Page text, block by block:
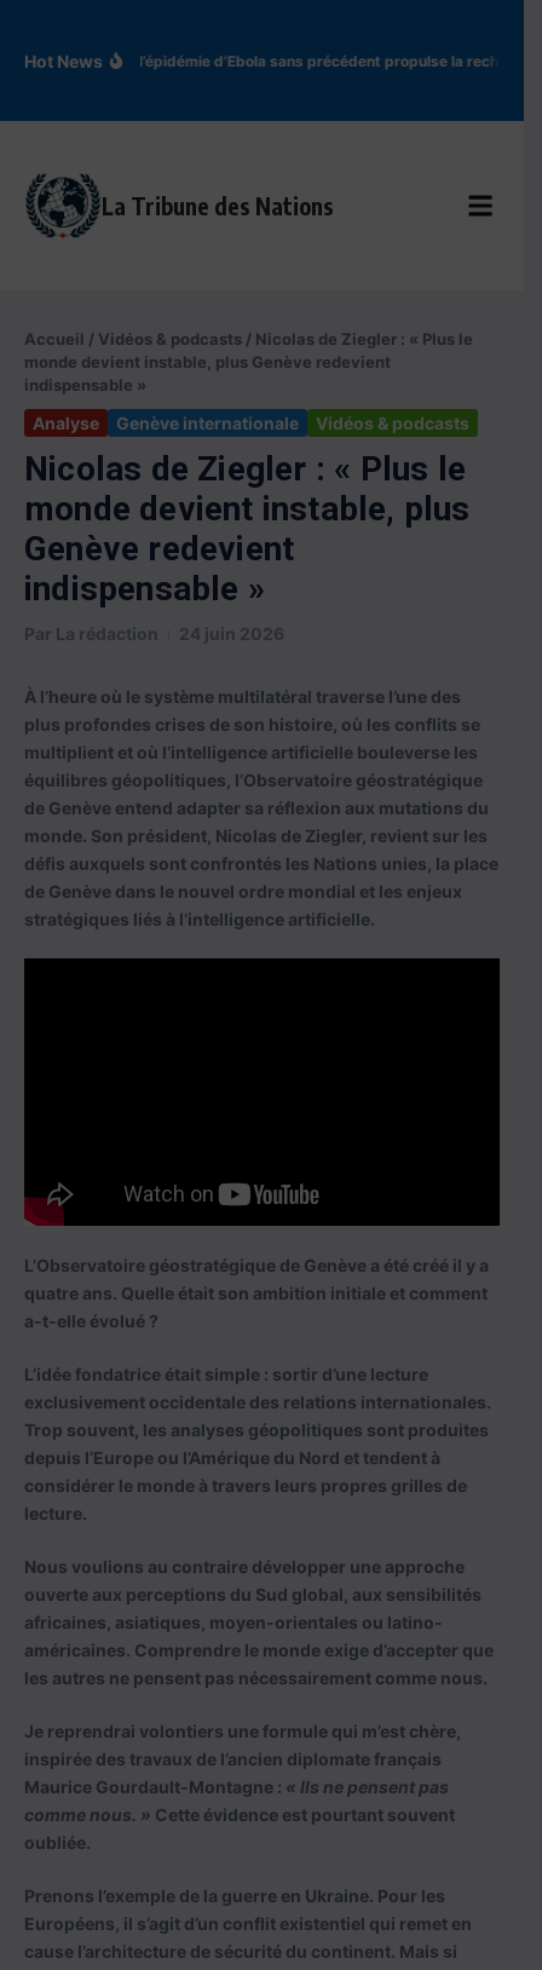
Hot NewsEn RDC, l’épidémie d’Ebola sans précédent propulse la
La Tribune des Nations
Accueil / Vidéos & podcasts / Nicolas de Ziegler : « Plus le
monde devient instable, plus Genève redevient
indispensable »
Analyse Genève internationale Vidéos & podcasts
Nicolas de Ziegler : « Plus le
monde devient instable, plus
Genève redevient
indispensable »
Par La rédaction 24 juin 2026
À l’heure où le système multilatéral traverse l’une des
plus profondes crises de son histoire, où les conflits se
multiplient et où l’intelligence artificielle bouleverse les
équilibres géopolitiques, l’Observatoire géostratégique
de Genève entend adapter sa réflexion aux mutations du
monde. Son président, Nicolas de Ziegler, revient sur les
défis auxquels sont confrontés les Nations unies, la place
de Genève dans le nouvel ordre mondial et les enjeux
stratégiques liés à l’intelligence artificielle.
L’Observatoire géostratégique de Genève a été créé il y a
quatre ans. Quelle était son ambition initiale et comment
a-t-elle évolué ?
L’idée fondatrice était simple : sortir d’une lecture
exclusivement occidentale des relations internationales.
Trop souvent, les analyses géopolitiques sont produites
depuis l’Europe ou l’Amérique du Nord et tendent à
considérer le monde à travers leurs propres grilles de
lecture.
Nous voulions au contraire développer une approche
ouverte aux perceptions du Sud global, aux sensibilités
africaines, asiatiques, moyen-orientales ou latino-
américaines. Comprendre le monde exige d’accepter que
les autres ne pensent pas nécessairement comme nous.
Je reprendrai volontiers une formule qui m’est chère,
inspirée des travaux de l’ancien diplomate français
Maurice Gourdault-Montagne : « Ils ne pensent pas
comme nous. » Cette évidence est pourtant souvent
oubliée.
Prenons l’exemple de la guerre en Ukraine. Pour les
Européens, il s’agit d’un conflit existentiel qui remet en
cause l’architecture de sécurité du continent. Mais si